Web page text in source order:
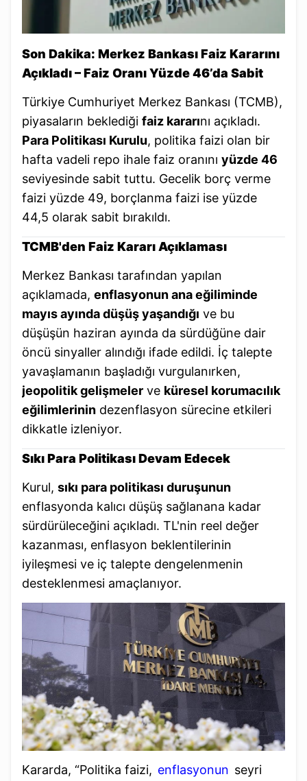
Son Dakika: Merkez Bankası Faiz Kararını
Açıkladı – Faiz Oranı Yüzde 46’da Sabit
Türkiye Cumhuriyet Merkez Bankası (TCMB),
piyasaların beklediği faiz kararını açıkladı.
Para Politikası Kurulu, politika faizi olan bir
hafta vadeli repo ihale faiz oranını yüzde 46
seviyesinde sabit tuttu. Gecelik borç verme
faizi yüzde 49, borçlanma faizi ise yüzde
44,5 olarak sabit bırakıldı.
TCMB'den Faiz Kararı Açıklaması
Merkez Bankası tarafından yapılan
açıklamada, enflasyonun ana eğiliminde
mayıs ayında düşüş yaşandığı ve bu
düşüşün haziran ayında da sürdüğüne dair
öncü sinyaller alındığı ifade edildi. İç talepte
yavaşlamanın başladığı vurgulanırken,
jeopolitik gelişmeler ve küresel korumacılık
eğilimlerinin dezenflasyon sürecine etkileri
dikkatle izleniyor.
Sıkı Para Politikası Devam Edecek
Kurul, sıkı para politikası duruşunun
enflasyonda kalıcı düşüş sağlanana kadar
sürdürüleceğini açıkladı. TL'nin reel değer
kazanması, enflasyon beklentilerinin
iyileşmesi ve iç talepte dengelenmenin
desteklenmesi amaçlanıyor.
Kararda, “Politika faizi, enflasyonun seyri